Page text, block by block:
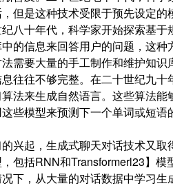
但是这种技术受限于预先设定的
八十年代，科学家开始探索基
的信息来回答用户的问题，这种
需要大量的手工制作和维护知识
往往不够完整。在二十世纪九十
法来生成自然语言。这些算法能
些模型来预测下一个单词或短语
兴起，生成式聊天对话技术又取
包括RNN和Transformerl23】模
下，从大量的对话数据中学习